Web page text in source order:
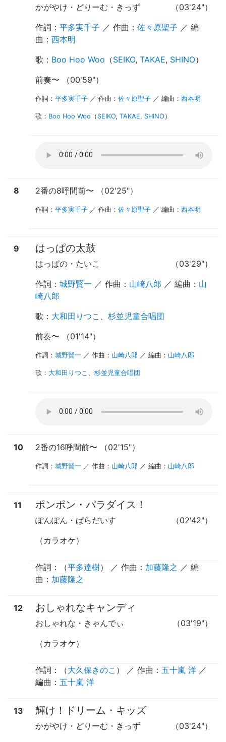
（03'24"）
かがやけ・どりーむ・きっず
作詞： 平多実千子 ／ 作曲： 佐々原聖子 ／ 編
曲： 西本明
歌 ： Boo Hoo Woo （SEIKO, TAKAE, SHINO）
前奏〜 （00'59"）
作詞： 平多実千子 ／ 作曲： 佐々原聖子 ／ 編曲： 西本明
歌 ： Boo Hoo Woo （ SEIKO, TAKAE, SHINO ）
8 2番の8呼間前〜 （02'25"）
作詞： 平多実千子 ／ 作曲： 佐々原聖子 ／ 編曲： 西本明
9 はっぱの太鼓
（03'29"）
はっぱの・たいこ
作詞： 城野賢一 ／ 作曲： 山崎八郎 ／ 編曲： 山
崎八郎
歌 ： 大和田りつこ
杉並児童合唱団
前奏〜 （01'14"）
作詞： 城野賢一 ／ 作曲： 山崎八郎 ／ 編曲： 山崎八郎
歌 ： 大和田りつこ 杉並児童合唱団
10 2番の16呼間前〜 （02'15"）
作詞： 城野賢一 ／ 作曲： 山崎八郎 ／ 編曲： 山崎八郎
11 ポンポン・パラダイス！
（02'42"）
ぽんぽん・ぱらだいす
（カラオケ）
作詞：（平多達樹） ／ 作曲： 加藤隆之 ／ 編
曲： 加藤隆之
12 おしゃれなキャンディ
（03'19"）
おしゃれな・きゃんでぃ
（カラオケ）
作詞：（大久保きのこ ） ／ 作曲： 五十嵐 洋 ／
編曲： 五十嵐 洋
13 輝け！ドリーム・キッズ
（03'24"）
かがやけ・どりーむ・きっず